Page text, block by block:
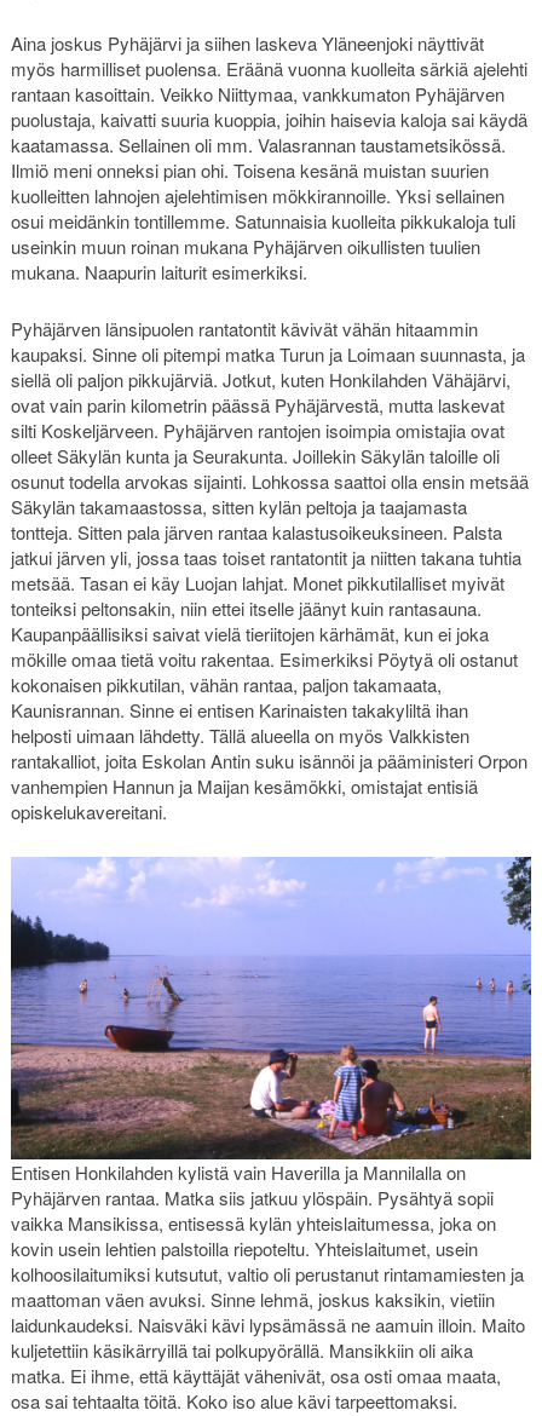
Aina joskus Pyhäjärvi ja siihen laskeva Yläneenjoki näyttivät
myös harmilliset puolensa. Eräänä vuonna kuolleita särkiä ajelehti
rantaan kasoittain. Veikko Niittymaa, vankkumaton Pyhäjärven
puolustaja, kaivatti suuria kuoppia, joihin haisevia kaloja sai käydä
kaatamassa. Sellainen oli mm. Valasrannan taustametsikössä.
Ilmiö meni onneksi pian ohi. Toisena kesänä muistan suurien
kuolleitten lahnojen ajelehtimisen mökkirannoille. Yksi sellainen
osui meidänkin tontillemme. Satunnaisia kuolleita pikkukaloja tuli
useinkin muun roinan mukana Pyhäjärven oikullisten tuulien
mukana. Naapurin laiturit esimerkiksi.
Pyhäjärven länsipuolen rantatontit kävivät vähän hitaammin
kaupaksi. Sinne oli pitempi matka Turun ja Loimaan suunnasta, ja
siellä oli paljon pikkujärviä. Jotkut, kuten Honkilahden Vähäjärvi,
ovat vain parin kilometrin päässä Pyhäjärvestä, mutta laskevat
silti Koskeljärveen. Pyhäjärven rantojen isoimpia omistajia ovat
olleet Säkylän kunta ja Seurakunta. Joillekin Säkylän taloille oli
osunut todella arvokas sijainti. Lohkossa saattoi olla ensin metsää
Säkylän takamaastossa, sitten kylän peltoja ja taajamasta
tontteja. Sitten pala järven rantaa kalastusoikeuksineen. Palsta
jatkui järven yli, jossa taas toiset rantatontit ja niitten takana tuhtia
metsää. Tasan ei käy Luojan lahjat. Monet pikkutilalliset myivät
tonteiksi peltonsakin, niin ettei itselle jäänyt kuin rantasauna.
Kaupanpäällisiksi saivat vielä tieriitojen kärhämät, kun ei joka
mökille omaa tietä voitu rakentaa. Esimerkiksi Pöytyä oli ostanut
kokonaisen pikkutilan, vähän rantaa, paljon takamaata,
Kaunisrannan. Sinne ei entisen Karinaisten takakyliltä ihan
helposti uimaan lähdetty. Tällä alueella on myös Valkkisten
rantakalliot, joita Eskolan Antin suku isännöi ja pääministeri Orpon
vanhempien Hannun ja Maijan kesämökki, omistajat entisiä
opiskelukavereitani.
Entisen Honkilahden kylistä vain Haverilla ja Mannilalla on
Pyhäjärven rantaa. Matka siis jatkuu ylöspäin. Pysähtyä sopii
vaikka Mansikissa, entisessä kylän yhteislaitumessa, joka on
kovin usein lehtien palstoilla riepoteltu. Yhteislaitumet, usein
kolhoosilaitumiksi kutsutut, valtio oli perustanut rintamamiesten ja
maattoman väen avuksi. Sinne lehmä, joskus kaksikin, vietiin
laidunkaudeksi. Naisväki kävi lypsämässä ne aamuin illoin. Maito
kuljetettiin käsikärryillä tai polkupyörällä. Mansikkiin oli aika
matka. Ei ihme, että käyttäjät vähenivät, osa osti omaa maata,
osa sai tehtaalta töitä. Koko iso alue kävi tarpeettomaksi.